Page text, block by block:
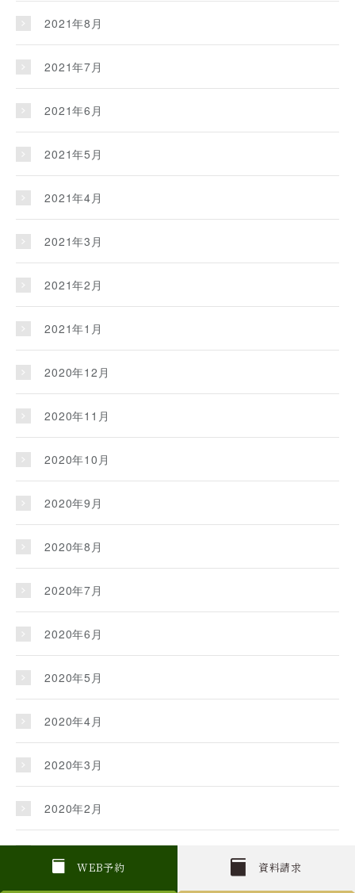
W EB予約 資料請求
2021年8月
2021年7月
2021年6月
2021年5月
2021年4月
2021年3月
2021年2月
2021年1月
2020年12月
2020年11月
2020年10月
2020年9月
2020年8月
2020年7月
2020年6月
2020年5月
2020年4月
2020年3月
2020年2月